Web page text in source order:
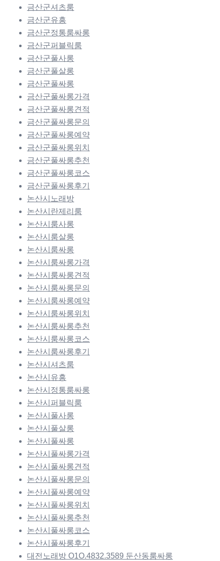
금산군셔츠룸
금산군유흥
금산군정통룸싸롱
금산군퍼블릭룸
금산군풀사롱
금산군풀살롱
금산군풀싸롱
금산군풀싸롱가격
금산군풀싸롱견적
금산군풀싸롱문의
금산군풀싸롱예약
금산군풀싸롱위치
금산군풀싸롱추천
금산군풀싸롱코스
금산군풀싸롱후기
논산시노래방
논산시란제리룸
논산시룸사롱
논산시룸살롱
논산시룸싸롱
논산시룸싸롱가격
논산시룸싸롱견적
논산시룸싸롱문의
논산시룸싸롱예약
논산시룸싸롱위치
논산시룸싸롱추천
논산시룸싸롱코스
논산시룸싸롱후기
논산시셔츠룸
논산시유흥
논산시정통룸싸롱
논산시퍼블릭룸
논산시풀사롱
논산시풀살롱
논산시풀싸롱
논산시풀싸롱가격
논산시풀싸롱견적
논산시풀싸롱문의
논산시풀싸롱예약
논산시풀싸롱위치
논산시풀싸롱추천
논산시풀싸롱코스
논산시풀싸롱후기
대전노래방 O1O.4832.3589 둔산동룸싸롱